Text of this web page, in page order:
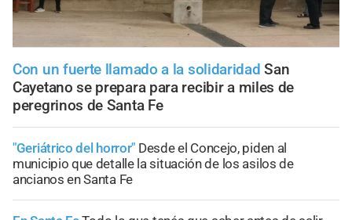
Con un fuerte llamado a la solidaridad San
Cayetano se prepara para recibir a miles de
peregrinos de Santa Fe
"Geriátrico del horror" Desde el Concejo, piden al
municipio que detalle la situación de los asilos de
ancianos en Santa Fe